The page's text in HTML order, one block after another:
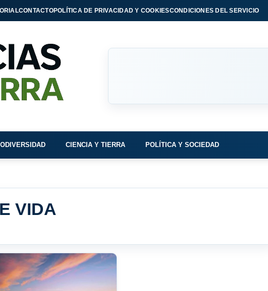
CONTACTOPOLÍTICA DE PRIVACIDAD Y COOKIESCONDICIONES DEL SERVICIO
CIENCIA Y TIERRA POLÍTICA Y SOCIEDAD
VIDA